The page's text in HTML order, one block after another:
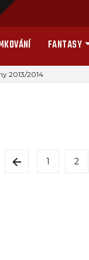
FANTASY
2013/2014
1 2